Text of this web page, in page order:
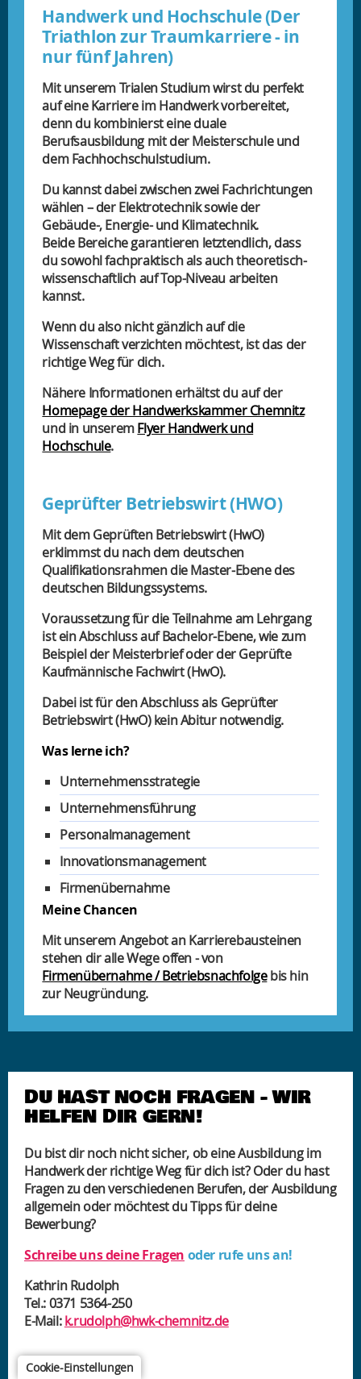
Handwerk und Hochschule (Der
Triathlon zur Traumkarriere - in
nur fünf Jahren)
Mit unserem Trialen Studium wirst du perfekt
auf eine Karriere im Handwerk vorbereitet,
denn du kombinierst eine duale
Berufsausbildung mit der Meisterschule und
dem Fachhochschulstudium.
Du kannst dabei zwischen zwei Fachrichtungen
wählen – der Elektrotechnik sowie der
Gebäude-, Energie- und Klimatechnik.
Beide Bereiche garantieren letztendlich, dass
du sowohl fachpraktisch als auch theoretisch-
wissenschaftlich auf Top-Niveau arbeiten
kannst.
Wenn du also nicht gänzlich auf die
Wissenschaft verzichten möchtest, ist das der
richtige Weg für dich.
Nähere Informationen erhältst du auf der
Homepage der Handwerkskammer Chemnitz
und in unseremFlyer Handwerk und
Hochschule.
Geprüfter Betriebswirt (HWO)
Mit dem Geprüften Betriebswirt (HwO)
erklimmst du nach dem deutschen
Qualifikationsrahmen die Master-Ebene des
deutschen Bildungssystems.
Voraussetzung für die Teilnahme am Lehrgang
ist ein Abschluss auf Bachelor-Ebene, wie zum
Beispiel der Meisterbrief oder der Geprüfte
Kaufmännische Fachwirt (HwO).
Dabei ist für den Abschluss als Geprüfter
Betriebswirt (HwO) kein Abitur notwendig.
Was lerne ich?
Unternehmensstrategie
Unternehmensführung
Personalmanagement
Innovationsmanagement
Firmenübernahme
Meine Chancen
Mit unserem Angebot an Karrierebausteinen
stehen dir alle Wege offen - von
Firmenübernahme / Betriebsnachfolgebis hin
zur Neugründung.
DU HAST NOCH FRAGEN - WIR
HELFEN DIR GERN!
Du bist dir noch nicht sicher, ob eine Ausbildung im
Handwerk der richtige Weg für dich ist? Oder du hast
Fragen zu den verschiedenen Berufen, der Ausbildung
allgemein oder möchtest du Tipps für deine
Bewerbung?
Schreibe uns deine Fragen oder rufe uns an!
Kathrin Rudolph
Tel.: 0371 5364-250
E-Mail:k.rudolph@hwk-chemnitz.de
Cookie-Einstellungen